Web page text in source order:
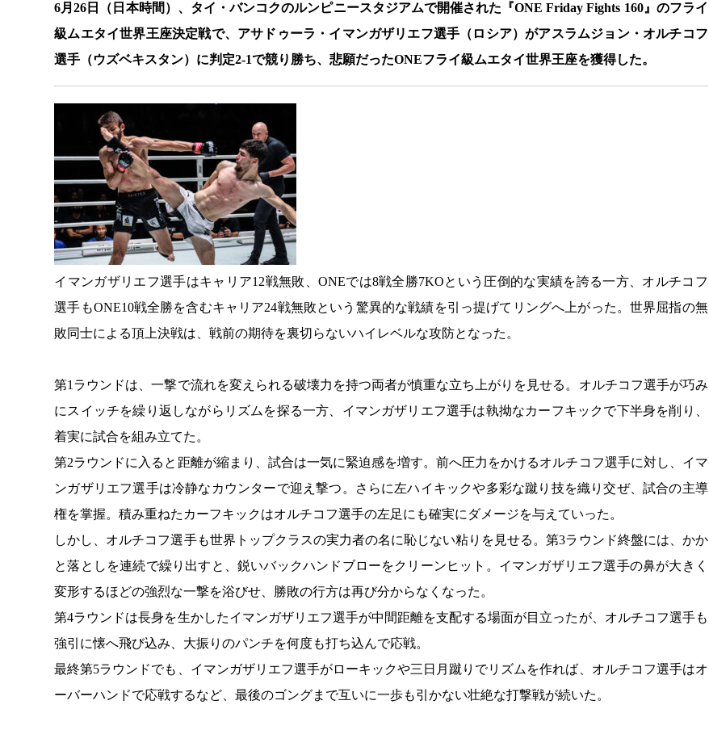
6月26日（日本時間）、タイ・バンコクのルンピニースタジアムで開催された『ONE Friday Fights 160』のフライ
級ムエタイ世界王座決定戦で、アサドゥーラ・イマンガザリエフ選手（ロシア）がアスラムジョン・オルチコフ
選手（ウズベキスタン）に判定2-1で競り勝ち、悲願だったONEフライ級ムエタイ世界王座を獲得した。
イマンガザリエフ選手はキャリア12戦無敗、ONEでは8戦全勝7KOという圧倒的な実績を誇る一方、オルチコフ
選手もONE10戦全勝を含むキャリア24戦無敗という驚異的な戦績を引っ提げてリングへ上がった。世界屈指の無
敗同士による頂上決戦は、戦前の期待を裏切らないハイレベルな攻防となった。
第1ラウンドは、一撃で流れを変えられる破壊力を持つ両者が慎重な立ち上がりを見せる。オルチコフ選手が巧み
にスイッチを繰り返しながらリズムを探る一方、イマンガザリエフ選手は執拗なカーフキックで下半身を削り、
着実に試合を組み立てた。
第2ラウンドに入ると距離が縮まり、試合は一気に緊迫感を増す。前へ圧力をかけるオルチコフ選手に対し、イマ
ンガザリエフ選手は冷静なカウンターで迎え撃つ。さらに左ハイキックや多彩な蹴り技を織り交ぜ、試合の主導
権を掌握。積み重ねたカーフキックはオルチコフ選手の左足にも確実にダメージを与えていった。
しかし、オルチコフ選手も世界トップクラスの実力者の名に恥じない粘りを見せる。第3ラウンド終盤には、かか
と落としを連続で繰り出すと、鋭いバックハンドブローをクリーンヒット。イマンガザリエフ選手の鼻が大きく
変形するほどの強烈な一撃を浴びせ、勝敗の行方は再び分からなくなった。
第4ラウンドは長身を生かしたイマンガザリエフ選手が中間距離を支配する場面が目立ったが、オルチコフ選手も
強引に懐へ飛び込み、大振りのパンチを何度も打ち込んで応戦。
最終第5ラウンドでも、イマンガザリエフ選手がローキックや三日月蹴りでリズムを作れば、オルチコフ選手はオ
ーバーハンドで応戦するなど、最後のゴングまで互いに一歩も引かない壮絶な打撃戦が続いた。